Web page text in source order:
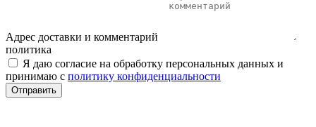
Адрес доставки и комментарий
политика
Я даю согласие на обработку персональных данных и
принимаю с политику конфиденциальности
Отправить